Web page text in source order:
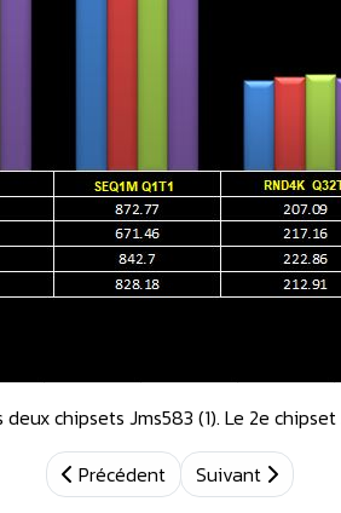
chipsets Jms583 (1). Le 2e
Précédent
Suivant